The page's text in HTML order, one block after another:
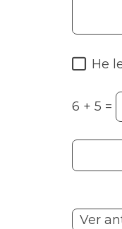
He
6 + 5 =
Ver